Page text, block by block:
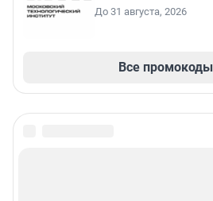
До 31 августа, 2026
Все промокоды